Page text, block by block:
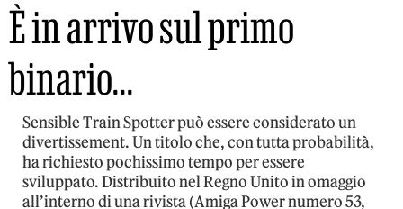
È in arrivo sul primo
binario…
Sensible Train Spotter può essere considerato un
divertissement. Un titolo che, con tutta probabilità,
ha richiesto pochissimo tempo per essere
sviluppato. Distribuito nel Regno Unito in omaggio
all’interno di una rivista (Amiga Power numero 53,